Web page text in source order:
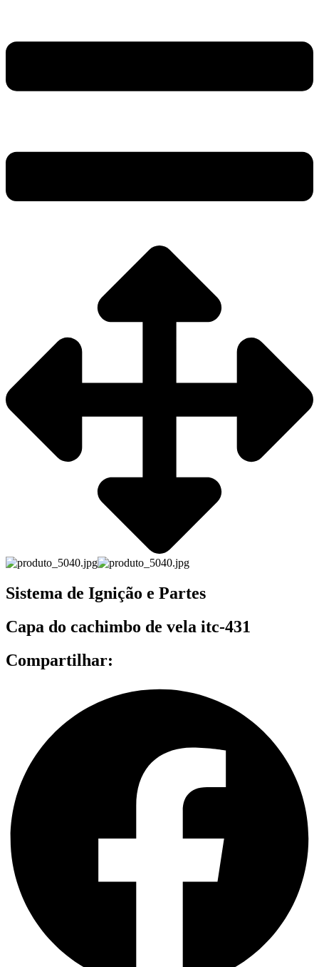
Sistema de Ignição e Partes
Capa do cachimbo de vela itc-431
Compartilhar: